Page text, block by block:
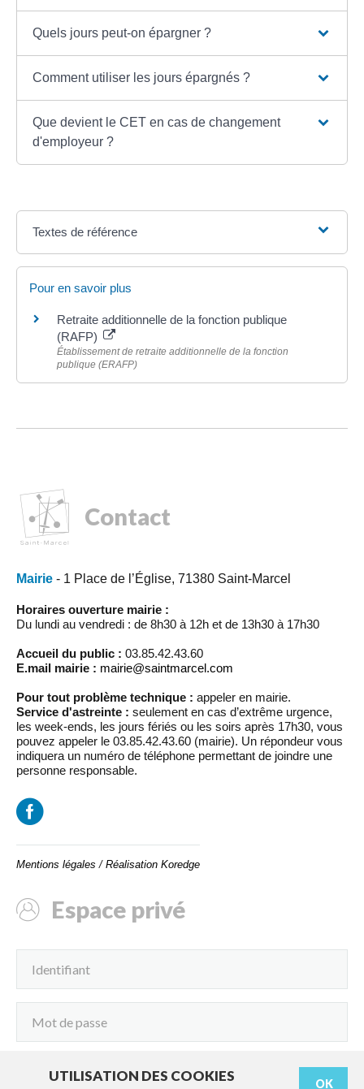
Quels jours peut-on épargner ?
Comment utiliser les jours épargnés ?
Que devient le CET en cas de changement
d'employeur ?
Textes de référence
Pour en savoir plus
Retraite additionnelle de la fonction publique
(RAFP)
Établissement de retraite additionnelle de la fonction
publique (ERAFP)
Contact
Mairie - 1 Place de l’Église, 71380 Saint-Marcel
Horaires ouverture mairie :
Du lundi au vendredi : de 8h30 à 12h et de 13h30 à 17h30
Accueil du public : 03.85.42.43.60
E.mail mairie : mairie@saintmarcel.com
Pour tout problème technique : appeler en mairie.
Service d'astreinte : seulement en cas d’extrême urgence,
les week-ends, les jours fériés ou les soirs après 17h30, vous
pouvez appeler le 03.85.42.43.60 (mairie). Un répondeur vous
indiquera un numéro de téléphone permettant de joindre une
personne responsable.
Mentions légales / Réalisation Koredge
Espace privé
OK
UTILISATION DES COOKIES